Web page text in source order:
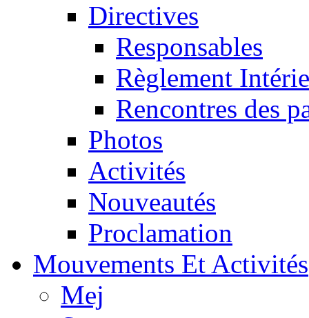
Directives
Responsables
Règlement
Rencontres des
Photos
Activités
Nouveautés
Proclamation
Mouvements Et Activités
Mej